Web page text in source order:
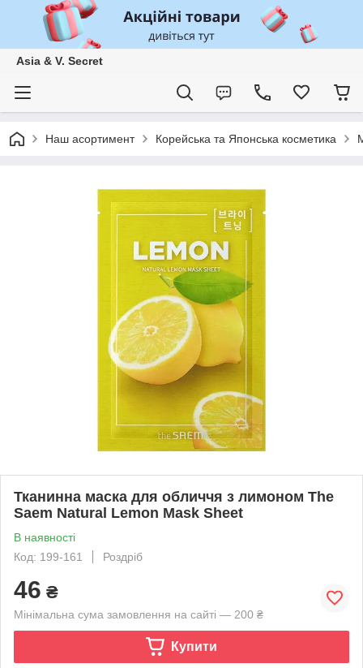
Asia & V. Secret
Наш асортимент Корейська та Японська косметика
Тканинна маска для обличчя з лимоном The
Saem Natural Lemon Mask Sheet
В наявності
Код: 199-161
Роздріб
46 ₴
Мінімальна сума замовлення на сайті — 200 ₴
Купити